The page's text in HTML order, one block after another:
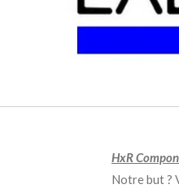
HxR
Notre but ?